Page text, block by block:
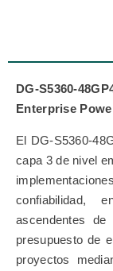
DG-S5360-
Enterprise
El DG-S5360-
capa 3 de nivel
confiabilidad,
ascendentes
presupuesto de
proyectos